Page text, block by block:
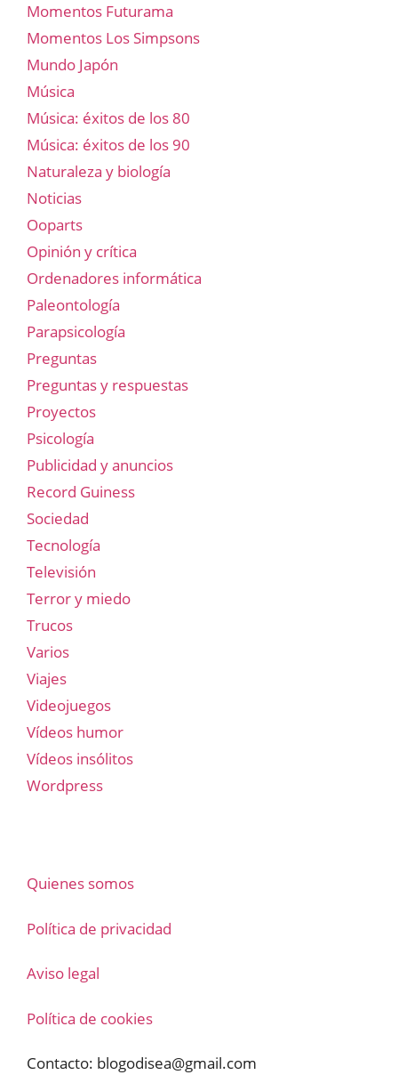
Momentos Futurama
Momentos Los Simpsons
Mundo Japón
Música
Música: éxitos de los 80
Música: éxitos de los 90
Naturaleza y biología
Noticias
Ooparts
Opinión y crítica
Ordenadores informática
Paleontología
Parapsicología
Preguntas
Preguntas y respuestas
Proyectos
Psicología
Publicidad y anuncios
Record Guiness
Sociedad
Tecnología
Televisión
Terror y miedo
Trucos
Varios
Viajes
Videojuegos
Vídeos humor
Vídeos insólitos
Wordpress
Quienes somos
Política de privacidad
Aviso legal
Política de cookies
Contacto: blogodisea@gmail.com